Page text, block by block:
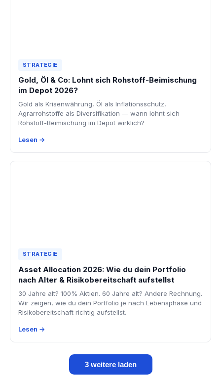
STRATEGIE
Gold, Öl & Co: Lohnt sich Rohstoff-Beimischung
im Depot 2026?
Gold als Krisenwährung, Öl als Inflationsschutz,
Agrarrohstoffe als Diversifikation — wann lohnt sich
Rohstoff-Beimischung im Depot wirklich?
Lesen →
STRATEGIE
Asset Allocation 2026: Wie du dein Portfolio
nach Alter & Risikobereitschaft aufstellst
30 Jahre alt? 100% Aktien. 60 Jahre alt? Andere Rechnung.
Wir zeigen, wie du dein Portfolio je nach Lebensphase und
Risikobereitschaft richtig aufstellst.
Lesen →
3 weitere laden